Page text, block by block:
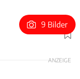
Foto: Mazda
9 Bilder
ANZEIGE